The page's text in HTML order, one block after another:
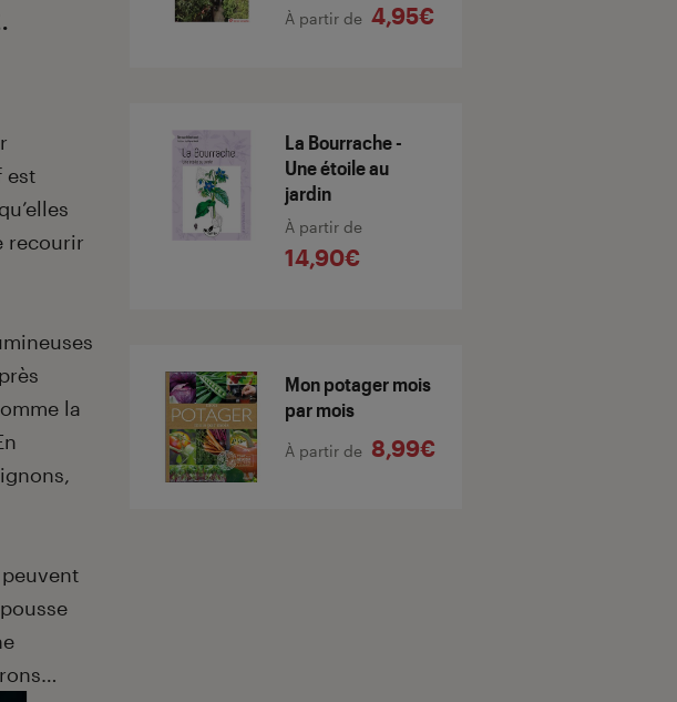
est
recourir
la
À partir de 4,95€
La Bourrache -
Une étoile au
jardin
À partir de
14,90€
Mon potager mois
par mois
À partir de 8,99€